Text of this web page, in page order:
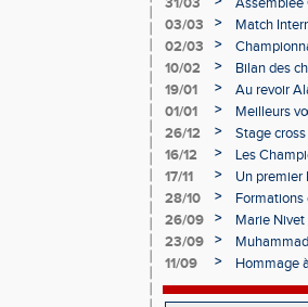
31/03
Assemblée
Épernay
03/03 >
Match
02/03
>
10/02
>
Bilan des
bien lancée
19/01 >
Au revoir
01/01
>
Meilleurs
26/12
>
Stage
16/12 >
Les
hivernale
17/11 >
Un premier
28/10
>
Formations
26/09
>
Marie
23/09
>
11/09
>
Hommage
champenois